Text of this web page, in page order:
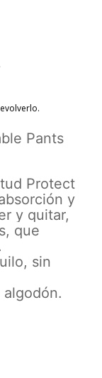
Pants
Protect
y
y quitar,
que
sin